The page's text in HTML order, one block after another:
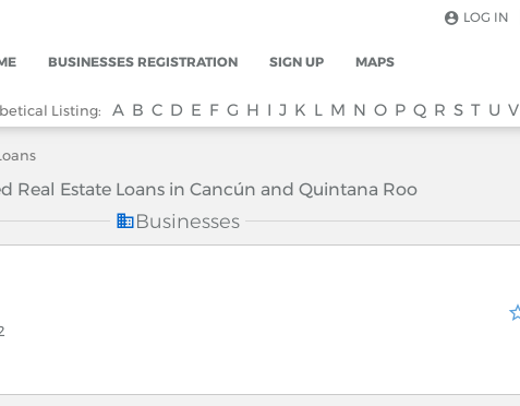
LOG IN
BUSINESSES REGISTRATION SIGN UP MAPS
Listing: A B C D E F G H I J K L M N O P Q R S T U V
Real Estate Loans in Cancún and Quintana Roo
Businesses